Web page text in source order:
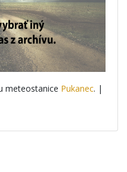
meteostanice Pukanec. |